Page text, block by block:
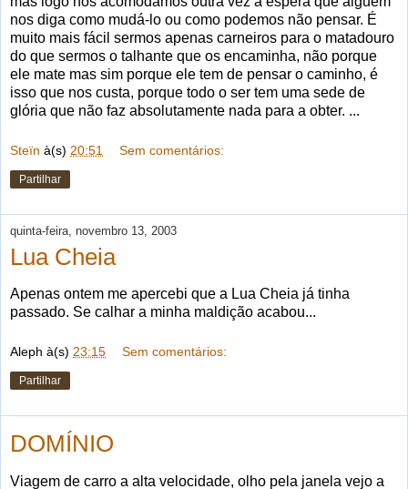
nos diga como mudá-lo ou como podemos não pensar. É
muito mais fácil sermos apenas carneiros para o matadouro
do que sermos o talhante que os encaminha, não porque
ele mate mas sim porque ele tem de pensar o caminho, é
isso que nos custa, porque todo o ser tem uma sede de
glória que não faz absolutamente nada para a obter. ...
Steïn à(s) 20:51 Sem comentários:
Partilhar
quinta-feira, novembro 13, 2003
Lua Cheia
Apenas ontem me apercebi que a Lua Cheia já tinha
passado. Se calhar a minha maldição acabou...
Aleph à(s) 23:15 Sem comentários:
Partilhar
DOMÍNIO
Viagem de carro a alta velocidade, olho pela janela vejo a